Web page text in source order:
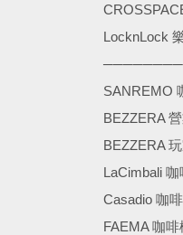
LocknLock
SANREMO
BEZZERA
BEZZERA
LaCimbali 咖
Casadio 咖
FAEMA 咖啡